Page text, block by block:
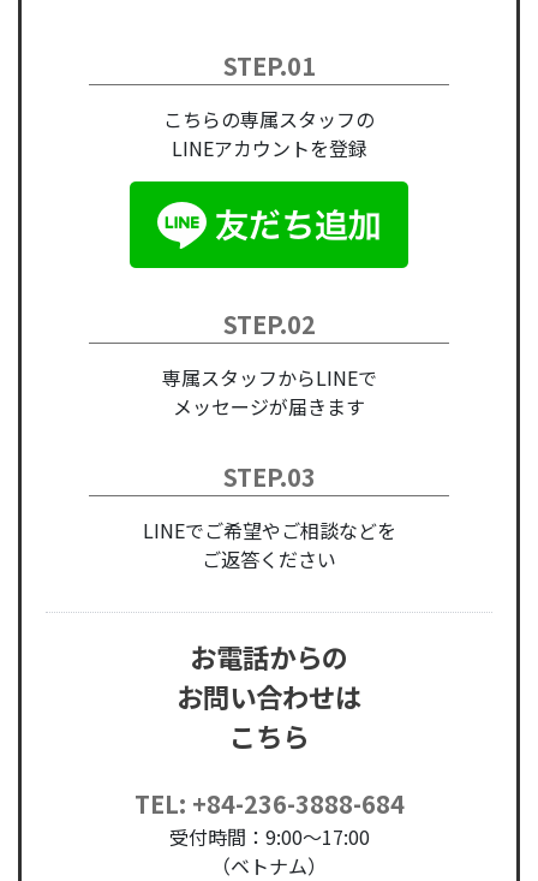
STEP.01
こちらの専属スタッフの
LINEアカウントを登録
STEP.02
専属スタッフからLINEで
メッセージが届きます
STEP.03
LINEでご希望やご相談などを
ご返答ください
お電話からの
お問い合わせは
こちら
TEL: +84-236-3888-684
受付時間：9:00～17:00
（ベトナム）